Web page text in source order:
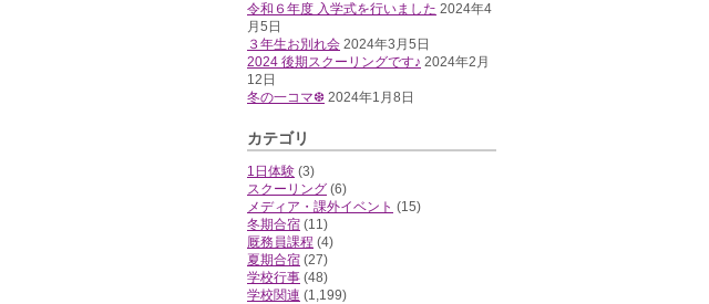
令和６年度 入学式を行いました 2024年4
月5日
３年生お別れ会 2024年3月5日
2024 後期スクーリングです♪ 2024年2月
12日
冬の一コマ❆ 2024年1月8日
カテゴリ
1日体験 (3)
スクーリング (6)
メディア・課外イベント (15)
冬期合宿 (11)
厩務員課程 (4)
夏期合宿 (27)
学校行事 (48)
学校関連 (1,199)